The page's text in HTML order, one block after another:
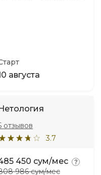
августа
3.7
отзывов
450 сум/мес
986 сум/мес